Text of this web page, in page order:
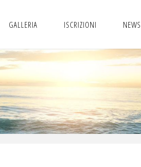
GALLERIA ISCRIZIONI NEWS